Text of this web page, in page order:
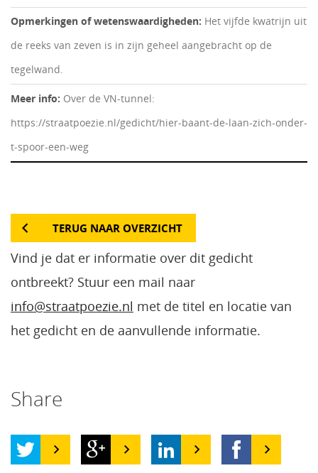
Opmerkingen of wetenswaardigheden: Het vijfde kwatrijn uit
de reeks van zeven is in zijn geheel aangebracht op de
tegelwand.
Meer info: Over de VN-tunnel:
https://straatpoezie.nl/gedicht/hier-baant-de-laan-zich-onder-
t-spoor-een-weg
TERUG NAAR OVERZICHT
Vind je dat er informatie over dit gedicht
ontbreekt? Stuur een mail naar
info@straatpoezie.nl met de titel en locatie van
het gedicht en de aanvullende informatie.
Share